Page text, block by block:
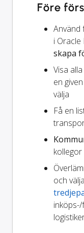
Före
Använd
i
skapa
Visa
en
välja
Få en
kollegor
och